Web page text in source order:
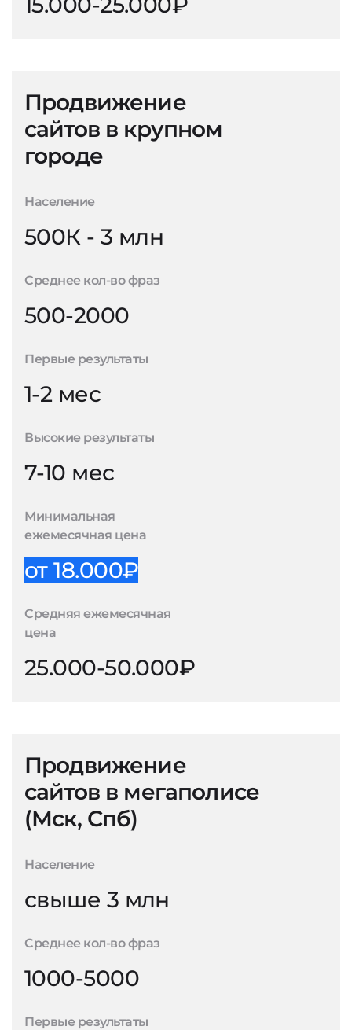
Продвижение
сайтов в крупном
городе
Население
500К - 3 млн
Среднее кол-во фраз
500-2000
Первые результаты
1-2 мес
Высокие результаты
7-10 мес
Минимальная
ежемесячная цена
от 18.000₽
Средняя ежемесячная
цена
25.000-50.000₽
Продвижение
сайтов в мегаполисе
(Мск, Спб)
Население
свыше 3 млн
Среднее кол-во фраз
1000-5000
Первые результаты